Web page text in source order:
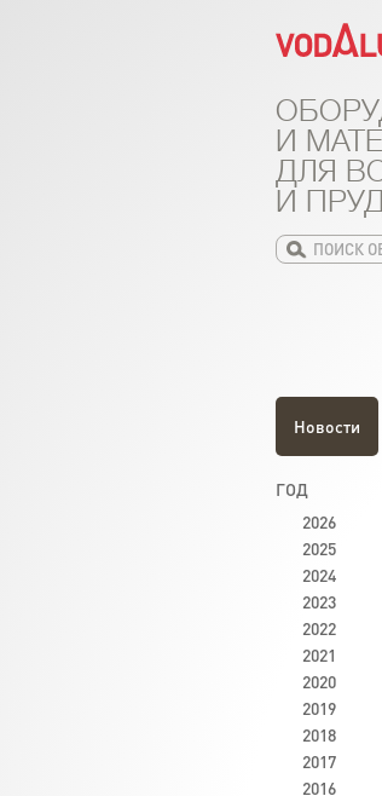
И
ДЛЯ
И
Новости
ГОД
2026
2025
2024
2023
2022
2021
2020
2019
2018
2017
2016